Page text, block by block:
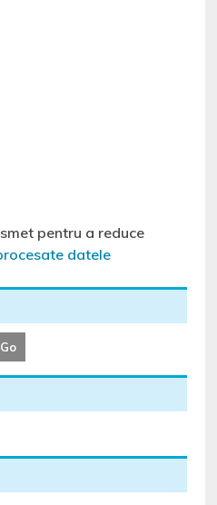
pentru a reduce
datele